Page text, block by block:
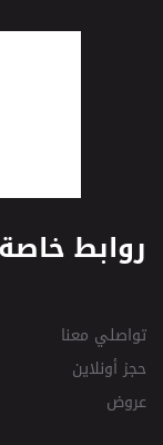
روابط خاصة
تواصلي معنا
حجز أونلاين
عروض